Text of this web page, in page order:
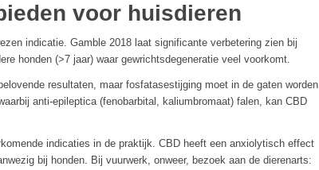
voor huisdieren
indicatie. Gamble 2018 laat significante verbetering zien bij
honden (>7 jaar) waar gewrichtsdegeneratie veel voorkomt.
resultaten, maar fosfatasestijging moet in de gaten worden
anti-epileptica (fenobarbital, kaliumbromaat) falen, kan CBD
indicaties in de praktijk. CBD heeft een anxiolytisch effect
bij honden. Bij vuurwerk, onweer, bezoek aan de dierenarts: